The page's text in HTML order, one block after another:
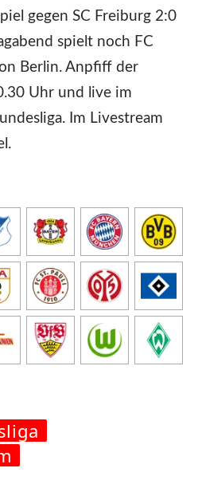
gegen SC Freiburg 2:0
spielt noch FC
Berlin. Anpfiff der
Uhr und live im
Im Livestream